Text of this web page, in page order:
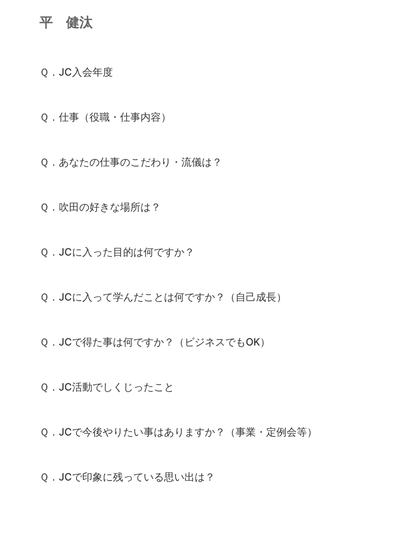
平 健汰
Ｑ．JC入会年度
Ｑ．仕事（役職・仕事内容）
Ｑ．あなたの仕事のこだわり・流儀は？
Ｑ．吹田の好きな場所は？
Ｑ．JCに入った目的は何ですか？
Ｑ．JCに入って学んだことは何ですか？（自己成長）
Ｑ．JCで得た事は何ですか？（ビジネスでもOK）
Ｑ．JC活動でしくじったこと
Ｑ．JCで今後やりたい事はありますか？（事業・定例会等）
Ｑ．JCで印象に残っている思い出は？